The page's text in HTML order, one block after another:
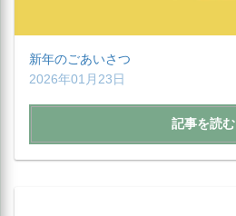
新年のごあいさつ
2026年01月23日
記事を読む